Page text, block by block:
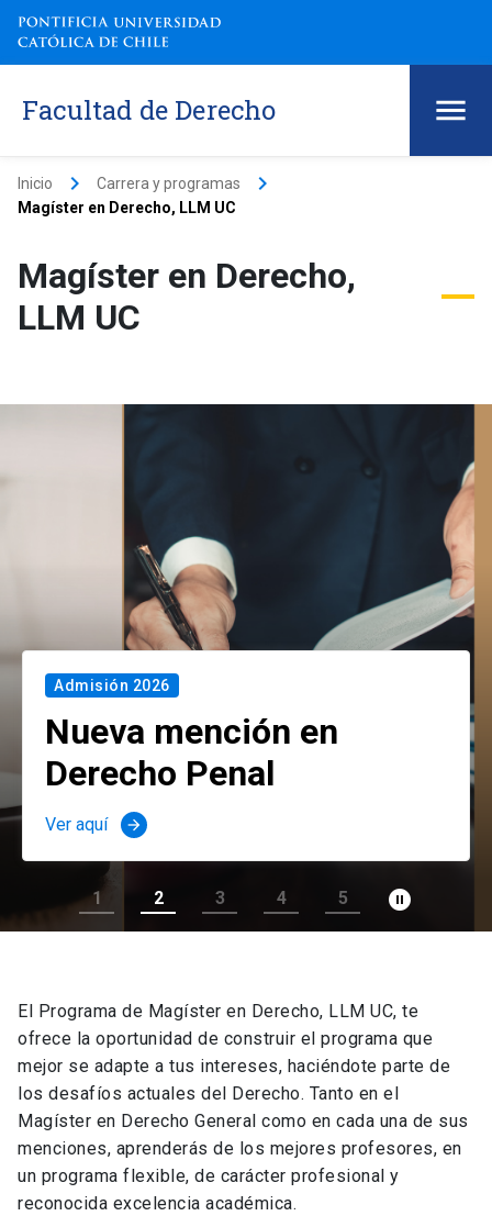
Facultad de Derecho
Inicio keyboard_arrow_right Carrera y programas keyboard_arrow_right
Magíster en Derecho, LLM UC
Magíster en Derecho,
LLM UC
Admisión 2026
Nueva mención en
Derecho Penal
Ver aquí arrow_forward
1 2 3 4 5 pause_circle_filled
El Programa de Magíster en Derecho, LLM UC, te
ofrece la oportunidad de construir el programa que
mejor se adapte a tus intereses, haciéndote parte de
los desafíos actuales del Derecho. Tanto en el
Magíster en Derecho General como en cada una de sus
menciones, aprenderás de los mejores profesores, en
un programa flexible, de carácter profesional y
reconocida excelencia académica.